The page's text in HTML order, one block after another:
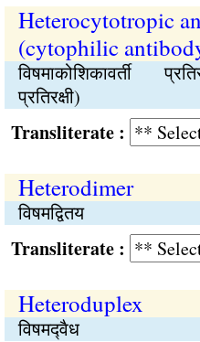
Heterocytotropic
(cytophilic
विषमाकोशिकावर्ती
प्रतिरक्षी)
:
Heterodimer
विषमद्वितय
:
Heteroduplex
विषमद्‍वैध